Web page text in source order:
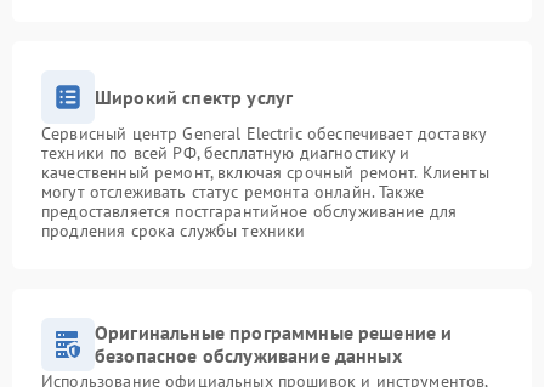
Широкий спектр услуг
Сервисный центр General Electric обеспечивает доставку
техники по всей РФ, бесплатную диагностику и
качественный ремонт, включая срочный ремонт. Клиенты
могут отслеживать статус ремонта онлайн. Также
предоставляется постгарантийное обслуживание для
продления срока службы техники
Оригинальные программные решение и
безопасное обслуживание данных
Использование официальных прошивок и инструментов,